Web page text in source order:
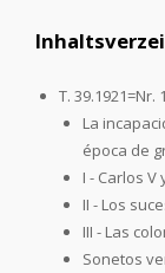
T. 39.1921=Nr.
La
época de
I - Carlos V
II - Los
III - Las
Sonetos